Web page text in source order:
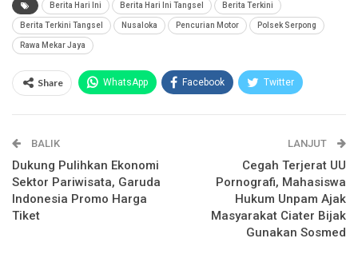
Berita Hari Ini Berita Hari Ini Tangsel Berita Terkini
Berita Terkini Tangsel Nusaloka Pencurian Motor Polsek Serpong
Rawa Mekar Jaya
Share WhatsApp Facebook Twitter
Telegram
BALIK
Dukung Pulihkan Ekonomi
Sektor Pariwisata, Garuda
Indonesia Promo Harga
Tiket
LANJUT
Cegah Terjerat UU
Pornografi, Mahasiswa
Hukum Unpam Ajak
Masyarakat Ciater Bijak
Gunakan Sosmed